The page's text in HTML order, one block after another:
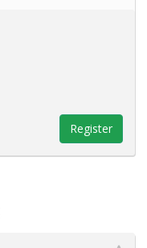
Register